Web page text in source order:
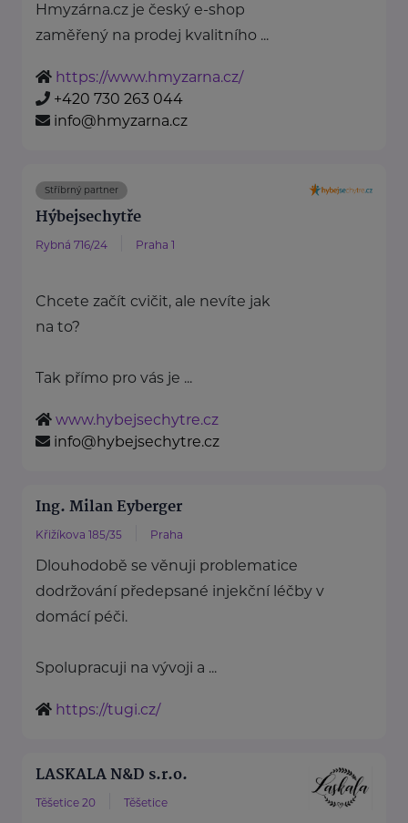
Hmyzárna.cz je český e-shop
zaměřený na prodej kvalitního ...
https://www.hmyzarna.cz/
+420 730 263 044
info@hmyzarna.cz
Stříbrný partner
Hýbejsechytře
Rybná 716/24 Praha 1
Chcete začít cvičit, ale nevíte jak
na to?
Tak přímo pro vás je ...
www.hybejsechytre.cz
info@hybejsechytre.cz
Ing. Milan Eyberger
Křižíkova 185/35 Praha
Dlouhodobě se věnuji problematice
dodržování předepsané injekční léčby v
domácí péči.
Spolupracuji na vývoji a ...
https://tugi.cz/
LASKALA N&D s.r.o.
Těšetice 20 Těšetice